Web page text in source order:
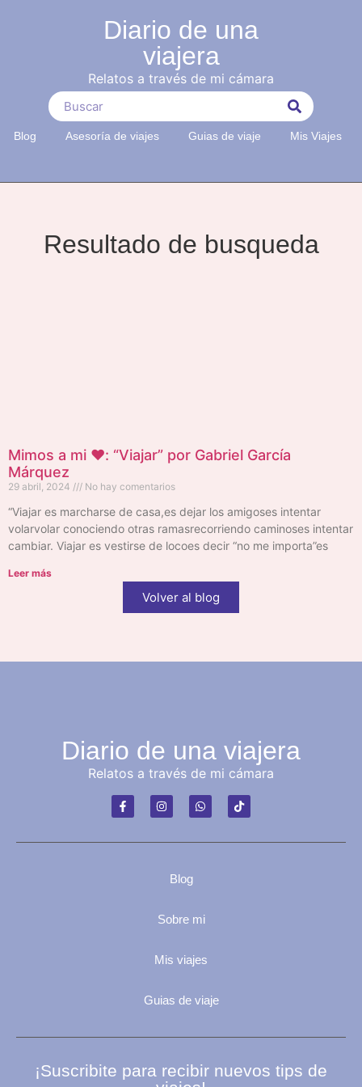
Diario de una
viajera
Relatos a través de mi cámara
Blog Asesoría de viajes Guias de viaje Mis Viajes
Resultado de busqueda
Mimos a mi ❤️: “Viajar” por Gabriel García
Márquez
29 abril, 2024 No hay comentarios
“Viajar es marcharse de casa,es dejar los amigoses intentar
volarvolar conociendo otras ramasrecorriendo caminoses intentar
cambiar. Viajar es vestirse de locoes decir “no me importa”es
Leer más
Volver al blog
Diario de una viajera
Relatos a través de mi cámara
Blog
Sobre mi
Mis viajes
Guias de viaje
¡Suscribite para recibir nuevos tips de